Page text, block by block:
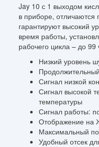
Jay 10 с 1 выходом
в приборе, отличаются
гарантируют высокий
время работы,
рабочего цикла – до
Низкий уровень
Сигнал низкой
Сигнал высокой
температуры
Сигнал работы:
Отображение на
Максимальный
Удобный отсек